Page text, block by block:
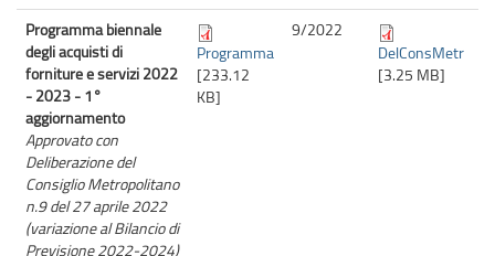
Programma biennale
degli acquisti di
forniture e servizi 2022
- 2023 - 1°
aggiornamento
Approvato con
Deliberazione del
Consiglio Metropolitano
n.9 del 27 aprile 2022
(variazione al Bilancio di
Previsione 2022-2024)
Programma
[233.12
KB]
9/2022
DelConsMetr
[3.25 MB]